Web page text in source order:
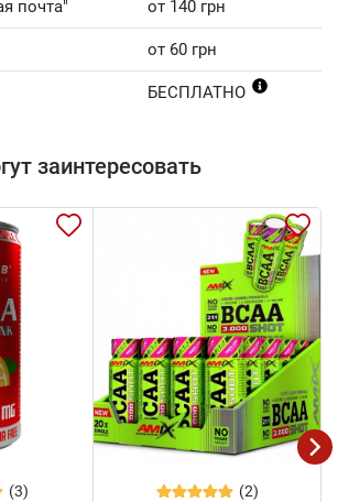
почта" от 140 грн
от 60 грн
БЕСПЛАТНО
заинтересовать
(3) (2)